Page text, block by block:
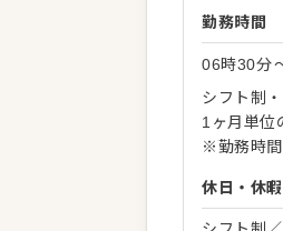
勤務時間
06時30分
シフト制
1ヶ月単位
※勤務時間
休日・休暇